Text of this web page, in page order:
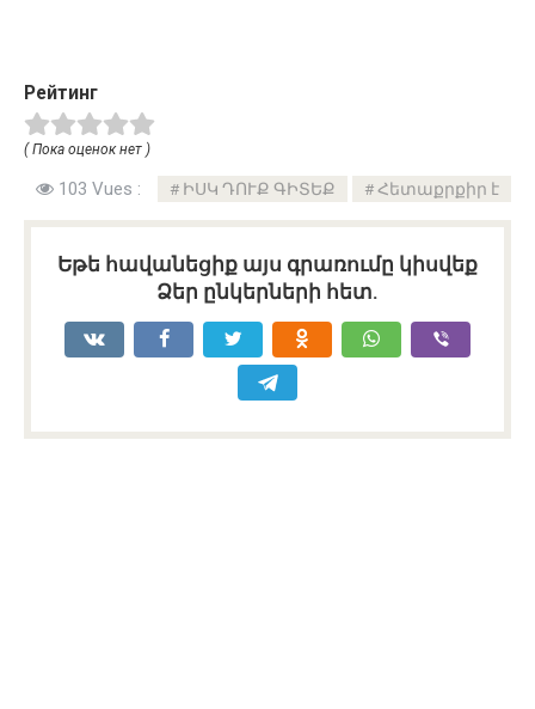
Рейтинг
( Пока оценок нет )
103 Vues : ԻՍԿ ԴՈՒՔ ԳԻՏԵՔ Հետաքրքիր է
Եթե հավանեցիք այս գրառումը կիսվեք
Ձեր ընկերների հետ.